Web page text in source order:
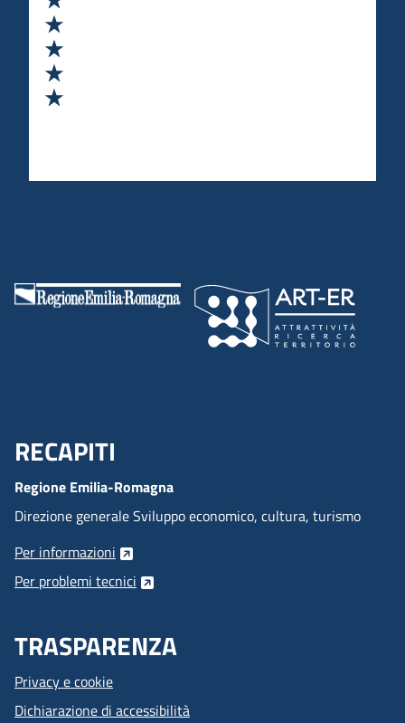
Menu Footer
RECAPITI
Regione Emilia-Romagna
Direzione generale Sviluppo economico, cultura, turismo
Per informazioni
Per problemi tecnici
TRASPARENZA
Privacy e cookie
Dichiarazione di accessibilità